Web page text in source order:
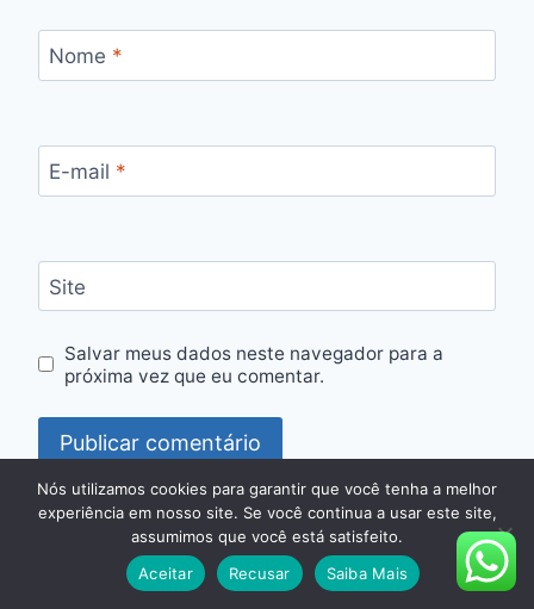
Nome *
E-mail *
Site
Salvar meus dados neste navegador para a
próxima vez que eu comentar.
Nós utilizamos cookies para garantir que você tenha a melhor
experiência em nosso site. Se você continua a usar este site,
assumimos que você está satisfeito.
Aceitar
Recusar Saiba Mais